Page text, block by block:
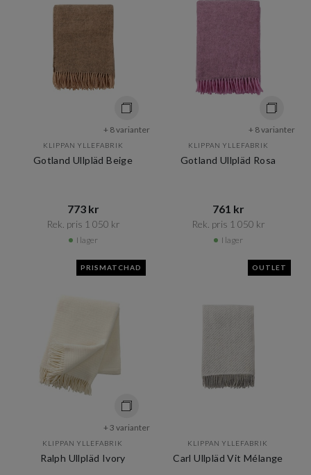
+ 8 varianter
KLIPPAN YLLEFABRIK
Gotland Ullpläd Beige
773 kr​​
Rek. pris 1 050 kr​​
I lager
+ 8 varianter
KLIPPAN YLLEFABRIK
Gotland Ullpläd Rosa
761 kr​​
Rek. pris 1 050 kr​​
I lager
PRISMATCHAD
+ 3 varianter
KLIPPAN YLLEFABRIK
Ralph Ullpläd Ivory
OUTLET
KLIPPAN YLLEFABRIK
Carl Ullpläd Vit Mélange